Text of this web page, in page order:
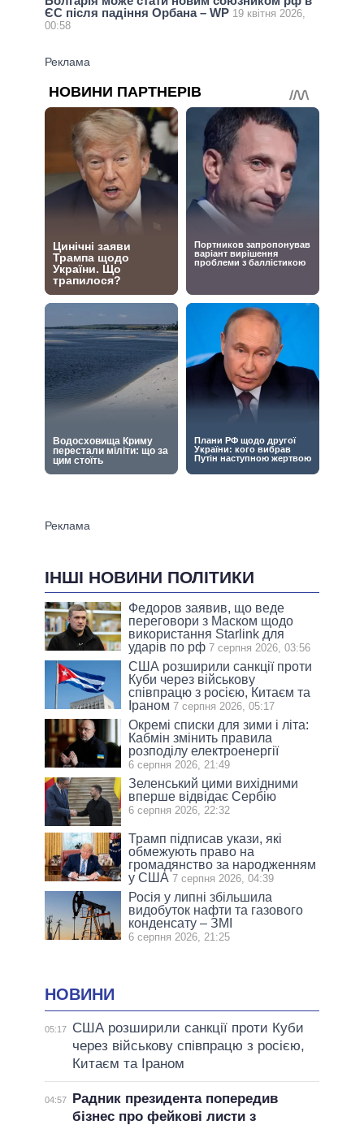
ЄС після падіння Орбана – WP 19 квітня 2026,
00:58
ІНШІ НОВИНИ ПОЛІТИКИ
Федоров заявив, що веде
переговори з Маском щодо
використання Starlink для
ударів по рф 7 серпня 2026, 03:56
США розширили санкції проти
Куби через військову
співпрацю з росією, Китаєм та
Іраном 7 серпня 2026, 05:17
Окремі списки для зими і літа:
Кабмін змінить правила
розподілу електроенергії
6 серпня 2026, 21:49
Зеленський цими вихідними
вперше відвідає Сербію
6 серпня 2026, 22:32
Трамп підписав укази, які
обмежують право на
громадянство за народженням
у США 7 серпня 2026, 04:39
Росія у липні збільшила
видобуток нафти та газового
конденсату – ЗМІ
6 серпня 2026, 21:25
НОВИНИ
05:17
США розширили санкції проти Куби
через військову співпрацю з росією,
Китаєм та Іраном
04:57
Радник президента попередив
бізнес про фейкові листи з